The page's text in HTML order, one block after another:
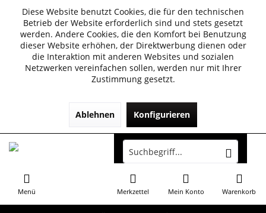
Diese Website benutzt Cookies, die für den technischen
Betrieb der Website erforderlich sind und stets gesetzt
werden. Andere Cookies, die den Komfort bei Benutzung
dieser Website erhöhen, der Direktwerbung dienen oder
die Interaktion mit anderen Websites und sozialen
Netzwerken vereinfachen sollen, werden nur mit Ihrer
Zustimmung gesetzt.
Ablehnen Konfigurieren
Menü Warenkorb
Merkzettel Mein Konto